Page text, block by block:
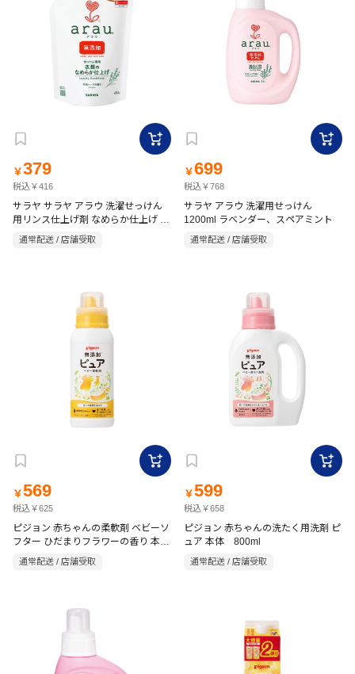
￥379
税込￥416
サラヤ サラヤ アラウ 洗濯せっけん
用リンス仕上げ剤 なめらか仕上げ 詰
替用 650ml
通常配送 / 店舗受取
￥699
税込￥768
サラヤ アラウ 洗濯用せっけん
1200ml ラベンダー、スペアミント
通常配送 / 店舗受取
￥569
税込￥625
ピジョン 赤ちゃんの柔軟剤 ベビーソ
フター ひだまりフラワーの香り 本体
通常配送 / 店舗受取
￥599
税込￥658
ピジョン 赤ちゃんの洗たく用洗剤 ピ
ュア 本体 800ml
通常配送 / 店舗受取